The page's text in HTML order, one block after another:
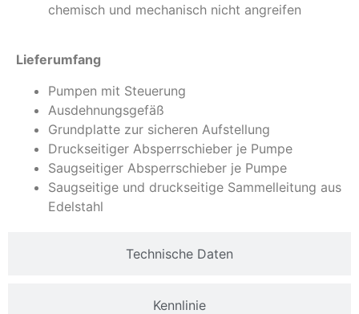
Technische Daten
Kennlinie
chemisch und mechanisch nicht angreifen
Lieferumfang
Pumpen mit Steuerung
Ausdehnungsgefäß
Grundplatte zur sicheren Aufstellung
Druckseitiger Absperrschieber je Pumpe
Saugseitiger Absperrschieber je Pumpe
Saugseitige und druckseitige Sammelleitung aus
Edelstahl